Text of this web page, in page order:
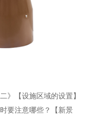
》【设施区域的设置】
要注意哪些？【新景